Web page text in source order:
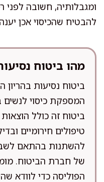
ומגבלותיה, חשובה לפני
להבטיח שהכיסוי אכן
מהו ביטוח
ביטוח נסיעות בהריון
המספקת כיסוי לנשים
ביטוח זה כולל הוצאות
טיפולים חירומיים
להשתנות בהתאם
של חברת הביטוח.
הפוליסה כדי לוודא